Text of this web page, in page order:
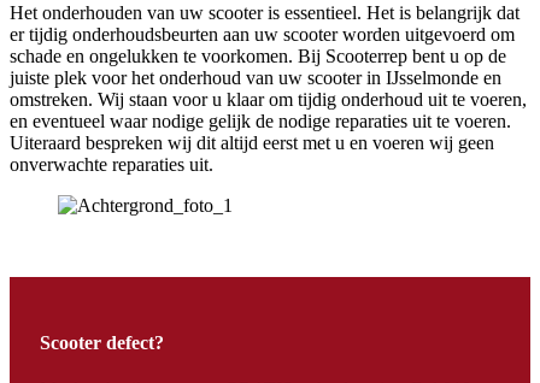
Het onderhouden van uw scooter is essentieel. Het is belangrijk dat
er tijdig onderhoudsbeurten aan uw scooter worden uitgevoerd om
schade en ongelukken te voorkomen. Bij Scooterrep bent u op de
juiste plek voor het onderhoud van uw scooter in IJsselmonde en
omstreken. Wij staan voor u klaar om tijdig onderhoud uit te voeren,
en eventueel waar nodige gelijk de nodige reparaties uit te voeren.
Uiteraard bespreken wij dit altijd eerst met u en voeren wij geen
onverwachte reparaties uit.
Scooter defect?